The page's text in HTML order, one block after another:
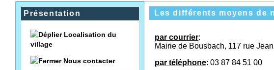
Présentation
Localisation du
village
Nous contacter
Les différents moyens de
par courrier:
Mairie de Bousbach, 117 rue
par téléphone: 03 87 84 51 00